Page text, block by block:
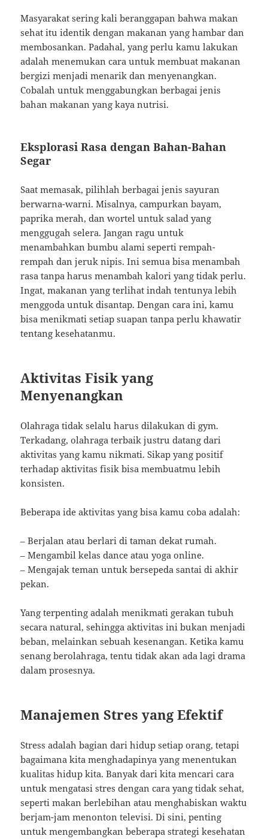
Masyarakat sering kali beranggapan bahwa makan
sehat itu identik dengan makanan yang hambar dan
membosankan. Padahal, yang perlu kamu lakukan
adalah menemukan cara untuk membuat makanan
bergizi menjadi menarik dan menyenangkan.
Cobalah untuk menggabungkan berbagai jenis
bahan makanan yang kaya nutrisi.
Eksplorasi Rasa dengan Bahan-Bahan
Segar
Saat memasak, pilihlah berbagai jenis sayuran
berwarna-warni. Misalnya, campurkan bayam,
paprika merah, dan wortel untuk salad yang
menggugah selera. Jangan ragu untuk
menambahkan bumbu alami seperti rempah-
rempah dan jeruk nipis. Ini semua bisa menambah
rasa tanpa harus menambah kalori yang tidak perlu.
Ingat, makanan yang terlihat indah tentunya lebih
menggoda untuk disantap. Dengan cara ini, kamu
bisa menikmati setiap suapan tanpa perlu khawatir
tentang kesehatanmu.
Aktivitas Fisik yang
Menyenangkan
Olahraga tidak selalu harus dilakukan di gym.
Terkadang, olahraga terbaik justru datang dari
aktivitas yang kamu nikmati. Sikap yang positif
terhadap aktivitas fisik bisa membuatmu lebih
konsisten.
Beberapa ide aktivitas yang bisa kamu coba adalah:
– Berjalan atau berlari di taman dekat rumah.
– Mengambil kelas dance atau yoga online.
– Mengajak teman untuk bersepeda santai di akhir
pekan.
Yang terpenting adalah menikmati gerakan tubuh
secara natural, sehingga aktivitas ini bukan menjadi
beban, melainkan sebuah kesenangan. Ketika kamu
senang berolahraga, tentu tidak akan ada lagi drama
dalam prosesnya.
Manajemen Stres yang Efektif
Stress adalah bagian dari hidup setiap orang, tetapi
bagaimana kita menghadapinya yang menentukan
kualitas hidup kita. Banyak dari kita mencari cara
untuk mengatasi stres dengan cara yang tidak sehat,
seperti makan berlebihan atau menghabiskan waktu
berjam-jam menonton televisi. Di sini, penting
untuk mengembangkan beberapa strategi kesehatan